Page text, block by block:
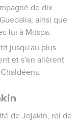
de dix
ainsi que
lui à Mitspa.
jusqu'au plus
et s'en allèrent
de Jojakin, roi de